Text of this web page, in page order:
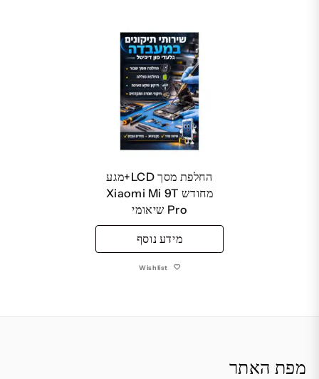
החלפת מסך LCD+מגע
מחודש Xiaomi Mi 9T
Pro שיאומי
מידע נוסף
Wishlist
מפת האתר